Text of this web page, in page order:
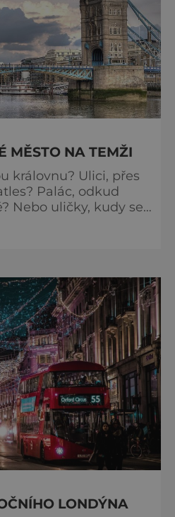
MĚSTO NA TEMŽI
královnu? Ulici, přes
Palác, odkud
Nebo uličky, kudy se
štěstí, abyste do
viděli vjíždět či
LONDÝNA